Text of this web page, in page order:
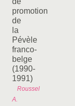
promotion
de
la
Pévèle
franco-
belge
(1990-
1991)
Roussel
A.